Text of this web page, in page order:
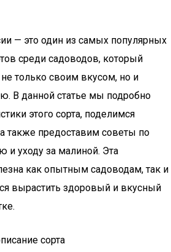
— это один из самых популярных
среди садоводов, который
только своим вкусом, но и
В данной статье мы подробно
этого сорта, поделимся
также предоставим советы по
и уходу за малиной. Эта
как опытным садоводам, так и
вырастить здоровый и вкусный
сорта